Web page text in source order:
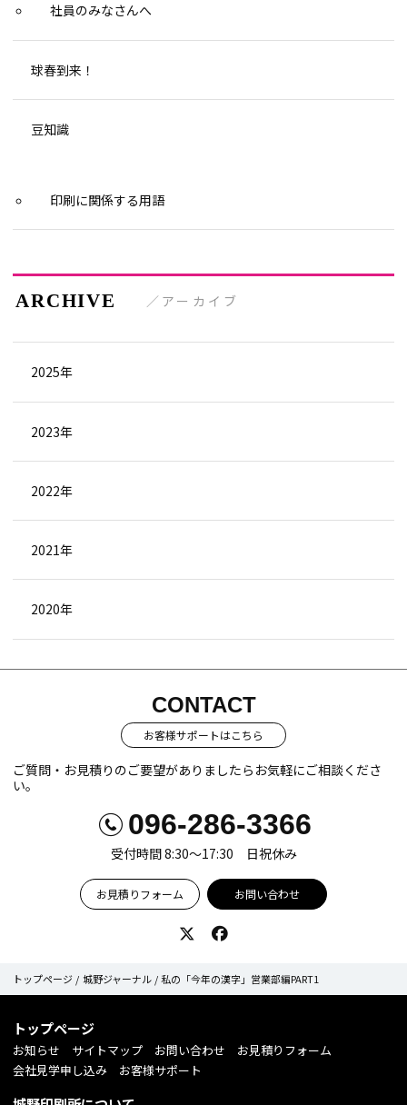
社員のみなさんへ
球春到来！
豆知識
印刷に関係する用語
アーカイブ
2025年
2023年
2022年
2021年
2020年
CONTACT
お客様サポートはこちら
ご質問・お見積りのご要望がありましたらお気軽にご相談くださ
い。
096-286-3366
受付時間 8:30〜17:30 日祝休み
お見積りフォーム お問い合わせ
TwitterFacebook
トップページ 城野ジャーナル 私の「今年の漢字」営業部編PART1
トップページ
お知らせ サイトマップ お問い合わせ
お見積りフォーム
会社見学申し込み
お客様サポート